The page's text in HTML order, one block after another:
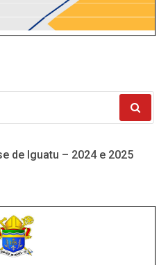
de Iguatu – 2024 e 2025